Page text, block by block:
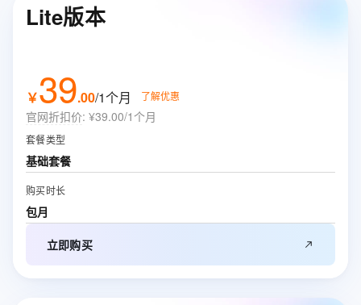
Lite版本
￥39.00/1个月 了解优惠
官网折扣价: ¥39.00/1个月
套餐类型
基础套餐
购买时长
包月
立即购买